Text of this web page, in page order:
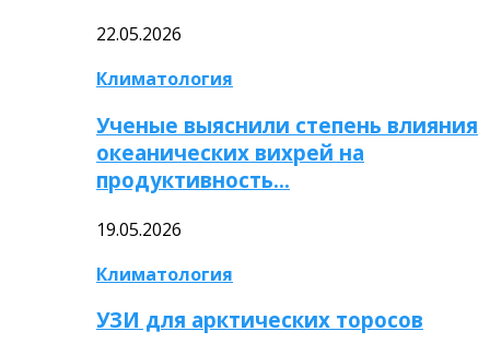
22.05.2026
Климатология
Ученые выяснили степень влияния
океанических вихрей на
продуктивность…
19.05.2026
Климатология
УЗИ для арктических торосов